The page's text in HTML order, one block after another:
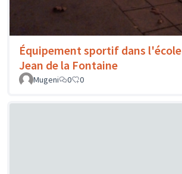
Équipement sportif dans l'école
Jean de la Fontaine
Mugeni
0 0